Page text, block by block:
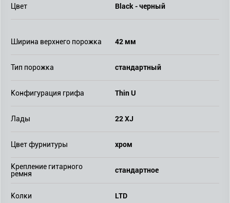
Цвет Black - черный
Ширина верхнего порожка 42 мм
Тип порожка стандартный
Конфигурация грифа Thin U
Лады 22 XJ
Цвет фурнитуры хром
Крепление гитарного
ремня
стандартное
Колки LTD